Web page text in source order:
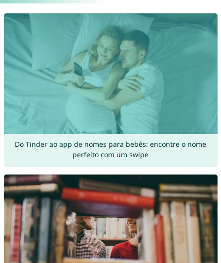
Do Tinder ao app de nomes para bebês: encontre o nome
perfeito com um swipe